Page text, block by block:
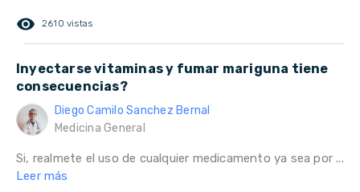
remove_red_eye 2610 vistas
Inyectarse vitaminas y fumar mariguna tiene
consecuencias?
Diego Camilo Sanchez Bernal
Medicina General
Si, realmete el uso de cualquier medicamento ya sea por ...
Leer más